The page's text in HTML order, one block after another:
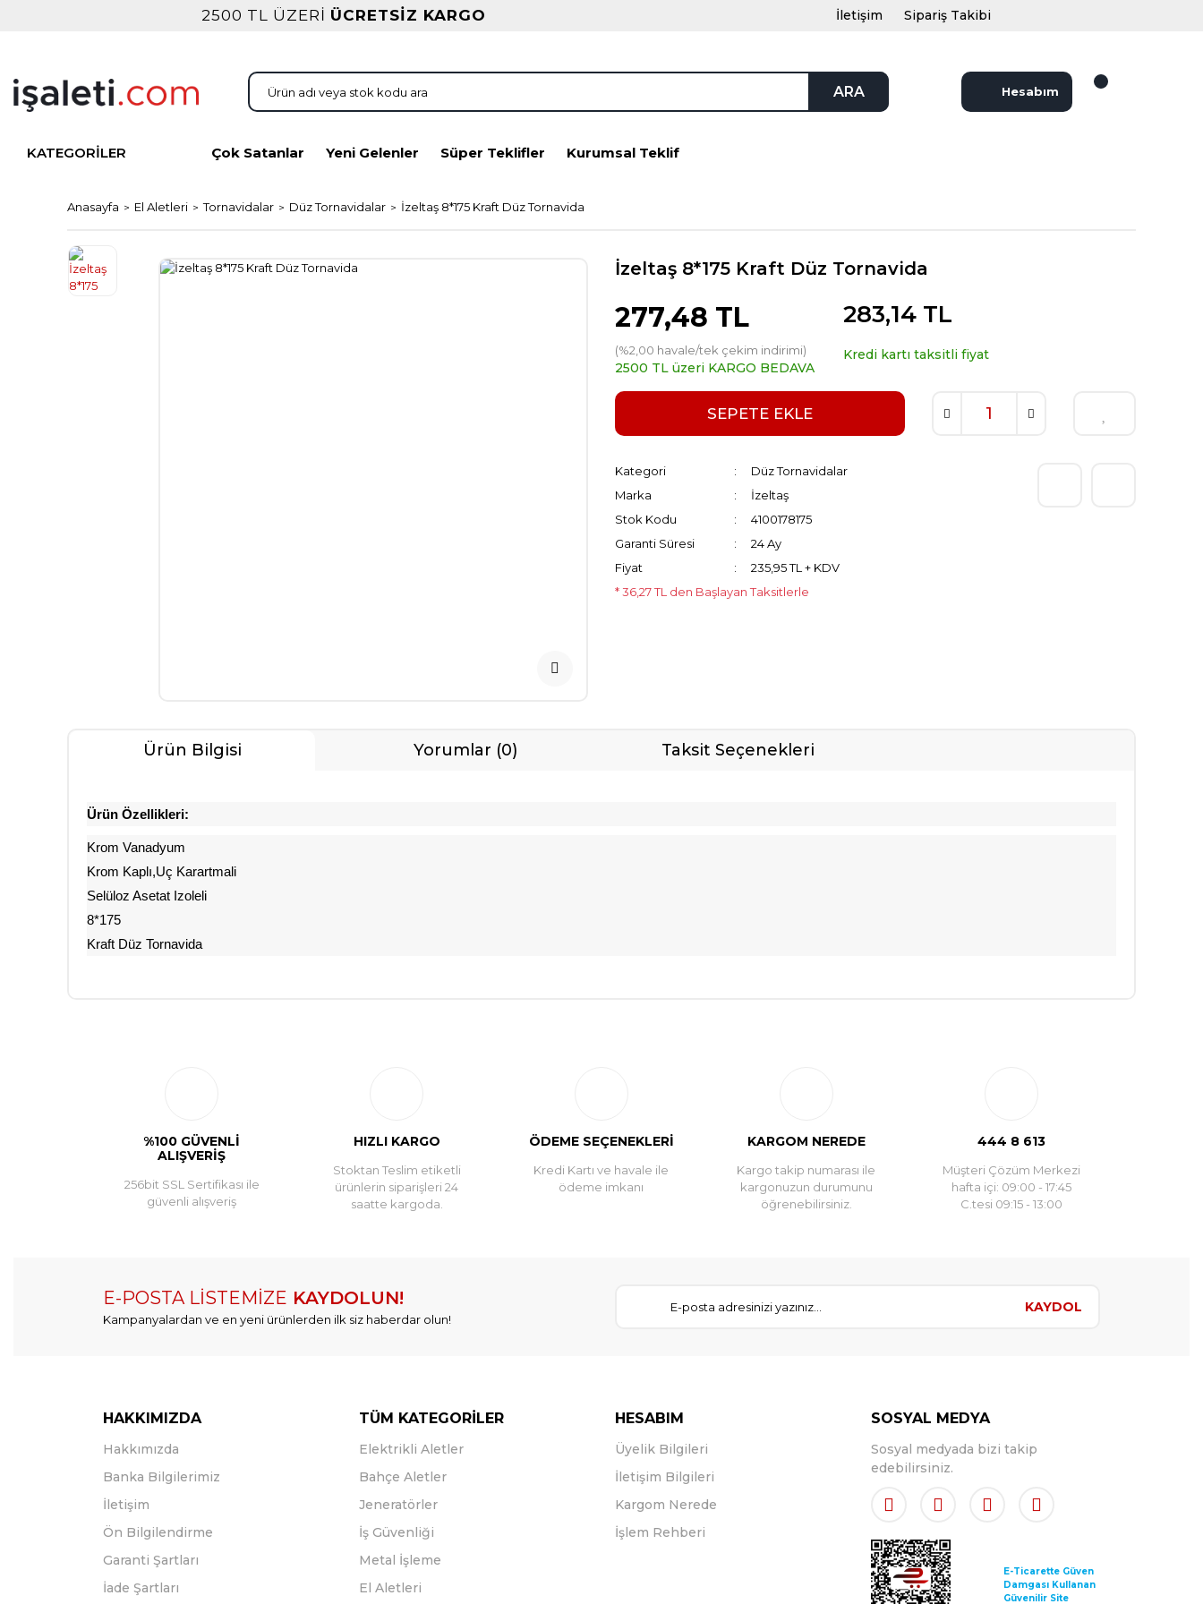
2500 TL ÜZERİ ÜCRETSİZ KARGO İletişim Sipariş Takibi
ARA Hesabım
KATEGORİLER Çok Satanlar Yeni Gelenler Süper Teklifler Kurumsal Teklif
Anasayfa El Aletleri Tornavidalar Düz Tornavidalar İzeltaş 8*175 Kraft Düz Tornavida
İzeltaş 8*175 Kraft Düz Tornavida
277,48 TL
(%2,00 havale/tek çekim indirimi)
2500 TL üzeri KARGO BEDAVA
283,14 TL
Kredi kartı taksitli fiyat
SEPETE EKLE
Kategori
Düz Tornavidalar
Marka
İzeltaş
Stok Kodu
4100178175
Garanti Süresi
24 Ay
Fiyat
235,95 TL + KDV
* 36,27 TL den Başlayan Taksitlerle
Ürün Bilgisi Yorumlar (0) Taksit Seçenekleri
Ürün Özellikleri:
Krom Vanadyum
Krom Kaplı,Uç Karartmali
Selüloz Asetat Izoleli
8*175
Kraft Düz Tornavida
%100 GÜVENLİ
ALIŞVERİŞ
256bit SSL Sertifikası ile
güvenli alışveriş
HIZLI KARGO
Stoktan Teslim etiketli
ürünlerin siparişleri 24
saatte kargoda.
ÖDEME SEÇENEKLERİ
Kredi Kartı ve havale ile
ödeme imkanı
KARGOM NEREDE
Kargo takip numarası ile
kargonuzun durumunu
öğrenebilirsiniz.
444 8 613
Müşteri Çözüm Merkezi
hafta içi: 09:00 - 17:45
C.tesi 09:15 - 13:00
E-POSTA LİSTEMİZE KAYDOLUN!
Kampanyalardan ve en yeni ürünlerden ilk siz haberdar olun!
KAYDOL
HAKKIMIZDA
Hakkımızda
Banka Bilgilerimiz
İletişim
Ön Bilgilendirme
Garanti Şartları
İade Şartları
TÜM KATEGORİLER
Elektrikli Aletler
Bahçe Aletler
Jeneratörler
İş Güvenliği
Metal İşleme
El Aletleri
HESABIM
Üyelik Bilgileri
İletişim Bilgileri
Kargom Nerede
İşlem Rehberi
SOSYAL MEDYA
Sosyal medyada bizi takip
edebilirsiniz.
E-Ticarette Güven
Damgası Kullanan
Güvenilir Site